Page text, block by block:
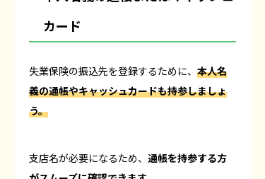
カード
失業保険の振込先を登録するために、 本人名
義の通帳やキャッシュカードも持参しましょ
う。
支店名が必要になるため、 通帳を持参する方